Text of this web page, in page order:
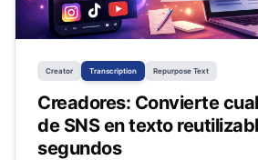
Creator Transcription Repurpose Text
Creadores: Convierte
de SNS en texto
segundos